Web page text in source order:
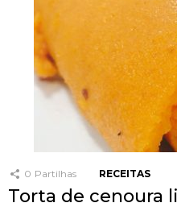
0 Partilhas RECEITAS
Torta de cenoura